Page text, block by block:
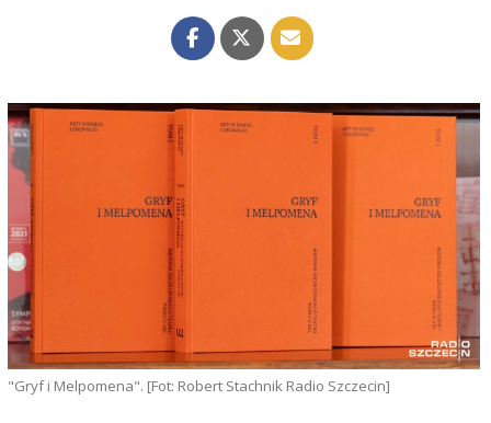
"Gryf i Melpomena". [Fot: Robert Stachnik Radio Szczecin]